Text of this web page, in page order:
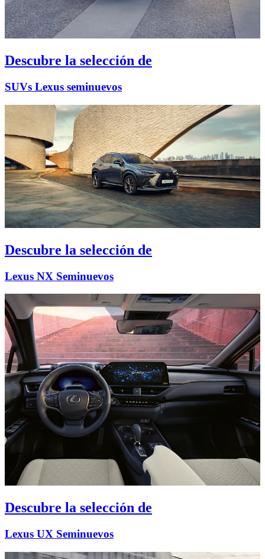
Descubre la selección de
SUVs Lexus seminuevos
Descubre la selección de
Lexus NX Seminuevos
Descubre la selección de
Lexus UX Seminuevos